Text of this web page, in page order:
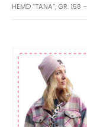
HEMD “TANA”, GR.